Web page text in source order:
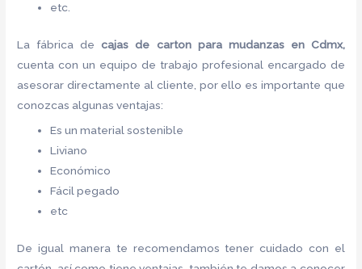
etc.
La fábrica decajas de carton para mudanzas en Cdmx,
cuenta con un equipo de trabajo profesional encargado de
asesorar directamente al cliente, por ello es importante que
conozcas algunas ventajas:
Es un material sostenible
Liviano
Económico
Fácil pegado
etc
De igual manera te recomendamos tener cuidado con el